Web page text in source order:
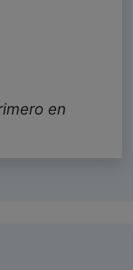
en